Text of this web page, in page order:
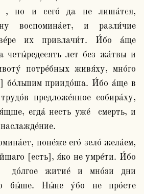
, но и сего́ да не лиша́тся,
воспомина́ет, и разли́чие
их привлачи́т. И́бо а́ще
четы́редесять лет без жа́твы и
потре́бных живя́ху, мно́го
бо́льшим приидо́ша. И́бо а́ще в
предложе́нное собира́ху,
егда́ несть уже́  смерть, и
[есть], я́ко не умре́ти. И́бо
до́лгое житие́ и мно́зи дни
бы́ше. Ны́не у́бо не про́сте